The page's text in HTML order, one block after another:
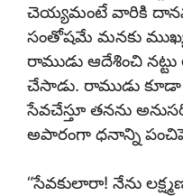
చెయ్యమంటే వారికి
సంతోషమే మనకు
రాముడు ఆదేశించి
చేసాడు. రాముడు కూడా
సేవచేస్తూ తనను
అపారంగా ధనాన్ని
“సేవకులారా! నేను